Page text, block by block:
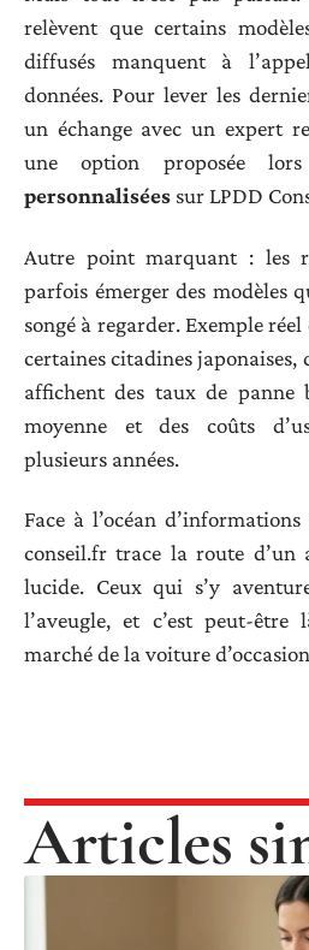
relèvent que certains
diffusés manquent à
données. Pour lever les
un échange avec un expert
une option proposée
personnalisées sur LPDD
Autre point marquant : les
parfois émerger des modèles
songé à regarder. Exemple
certaines citadines japonaises,
affichent des taux de panne
moyenne et des coûts
plusieurs années.
Face à l’océan
conseil.fr trace la route d’un
lucide. Ceux qui s’y
l’aveugle, et c’est peut-
marché de la voiture
Articles